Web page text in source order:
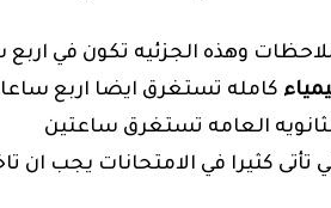
وهذه الجزئيه تكون في
كامله تستغرق ايضا اربع
العامه تستغرق ساعتين
تأتى كثيرا في الامتحانات يجب ان